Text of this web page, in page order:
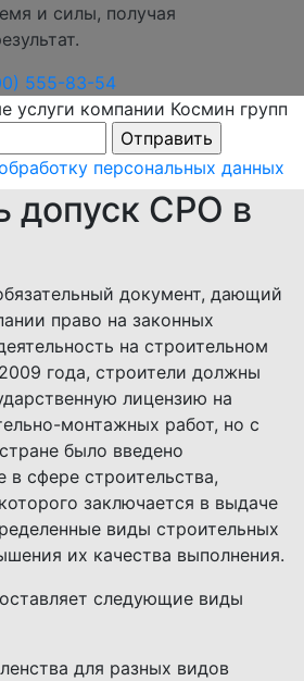
и силы, получая
555-83-54
услуги компании Космин групп
персональных данных
допуск СРО в
документ, дающий
право на законных
на строительном
года, строители должны
лицензию на
монтажных работ, но с
было введено
в сфере строительства,
заключается в выдаче
виды строительных
их качества выполнения.
следующие виды
для разных видов